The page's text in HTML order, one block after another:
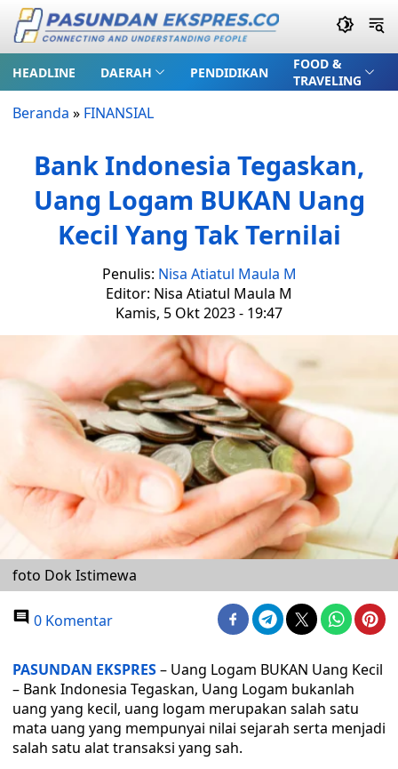
HEADLINE DAERAH PENDIDIKAN
FOOD &
TRAVELING
Beranda » FINANSIAL
Bank Indonesia Tegaskan,
Uang Logam BUKAN Uang
Kecil Yang Tak Ternilai
Penulis: Nisa Atiatul Maula M
Editor: Nisa Atiatul Maula M
Kamis, 5 Okt 2023 - 19:47
foto Dok Istimewa
0 Komentar
PASUNDAN EKSPRES– Uang Logam BUKAN Uang Kecil
– Bank Indonesia Tegaskan, Uang Logam bukanlah
uang yang kecil, uang logam merupakan salah satu
mata uang yang mempunyai nilai sejarah serta menjadi
salah satu alat transaksi yang sah.